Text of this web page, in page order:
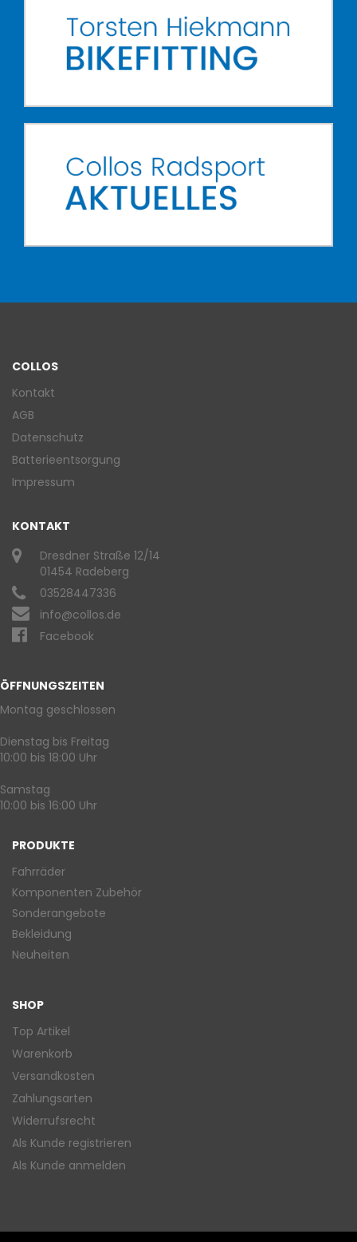
COLLOS
Kontakt
AGB
Datenschutz
Batterieentsorgung
Impressum
KONTAKT
Dresdner Straße 12/14
01454 Radeberg
03528447336
info@collos.de
Facebook
ÖFFNUNGSZEITEN
Montag geschlossen
Dienstag bis Freitag
10:00 bis 18:00 Uhr
Samstag
10:00 bis 16:00 Uhr
PRODUKTE
Fahrräder
Komponenten Zubehör
Sonderangebote
Bekleidung
Neuheiten
SHOP
Top Artikel
Warenkorb
Versandkosten
Zahlungsarten
Widerrufsrecht
Als Kunde registrieren
Als Kunde anmelden